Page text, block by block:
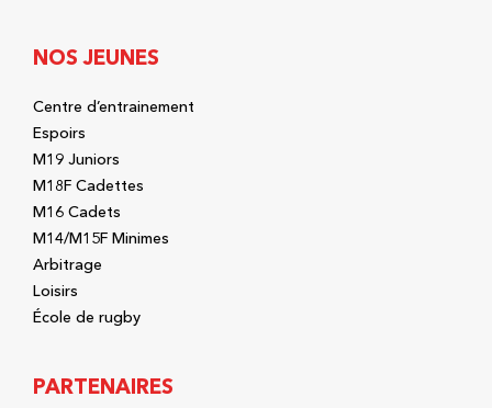
NOS JEUNES
Centre d’entrainement
Espoirs
M19 Juniors
M18F Cadettes
M16 Cadets
M14/M15F Minimes
Arbitrage
Loisirs
École de rugby
PARTENAIRES